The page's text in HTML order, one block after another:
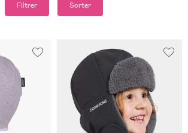
Filtrer Sorter